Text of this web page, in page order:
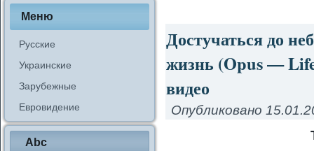
Меню
Русские
Украинские
Зарубежные
Евровидение
Abc
Достучаться до
жизнь (Opus —
видео
Опубликовано